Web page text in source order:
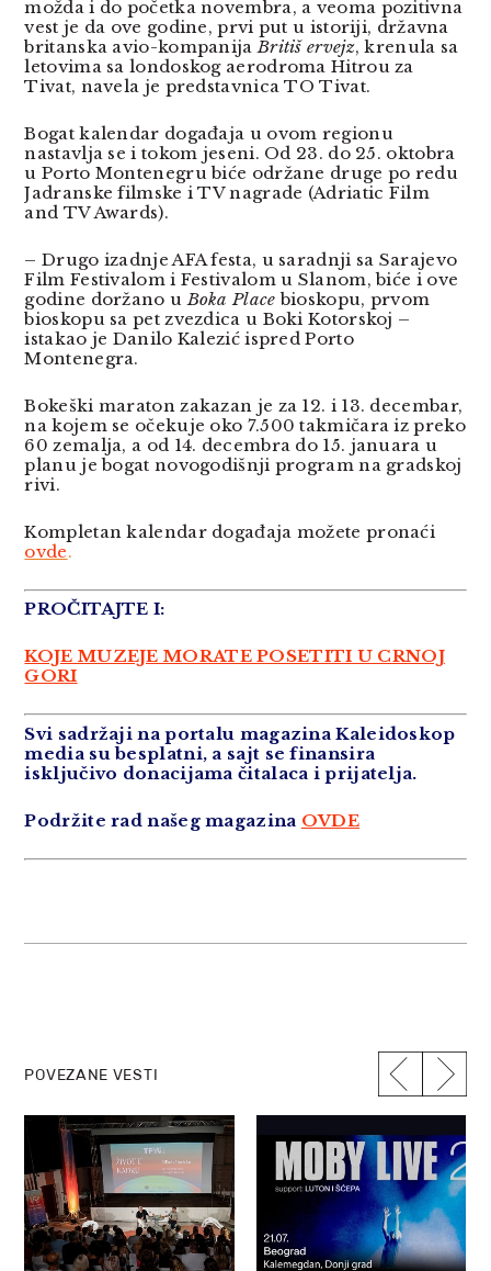
možda i do početka novembra, a veoma pozitivna
vest je da ove godine, prvi put u istoriji, državna
britanska avio-kompanija Britiš ervejz, krenula sa
letovima sa londoskog aerodroma Hitrou za
Tivat, navela je predstavnica TO Tivat.
Bogat kalendar događaja u ovom regionu
nastavlja se i tokom jeseni. Od 23. do 25. oktobra
u Porto Montenegru biće održane druge po redu
Jadranske filmske i TV nagrade (Adriatic Film
and TV Awards).
– Drugo izadnje AFA festa, u saradnji sa Sarajevo
Film Festivalom i Festivalom u Slanom, biće i ove
godine doržano u Boka Place bioskopu, prvom
bioskopu sa pet zvezdica u Boki Kotorskoj –
istakao je Danilo Kalezić ispred Porto
Montenegra.
Bokeški maraton zakazan je za 12. i 13. decembar,
na kojem se očekuje oko 7.500 takmičara iz preko
60 zemalja, a od 14. decembra do 15. januara u
planu je bogat novogodišnji program na gradskoj
rivi.
Kompletan kalendar događaja možete pronaći
ovde.
PROČITAJTE I:
KOJE MUZEJE MORATE POSETITI U CRNOJ
GORI
Svi sadržaji na portalu magazina Kaleidoskop
media su besplatni, a sajt se finansira
isključivo donacijama čitalaca i prijatelja.
Podržite rad našeg magazina OVDE
POVEZANE VESTI